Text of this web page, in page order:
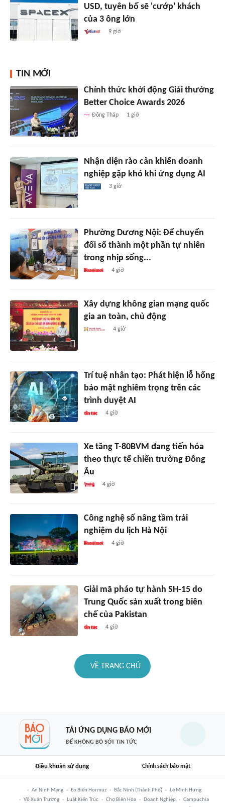
USD, tuyên bố sẽ 'cướp' khách
của 3 ông lớn
9 giờ
TIN MỚI
Chính thức khởi động Giải thưởng
Better Choice Awards 2026
Đồng Tháp 1 giờ
Nhận diện rào cản khiến doanh
nghiệp gặp khó khi ứng dụng AI
3 giờ
Phường Dương Nội: Để chuyển
đổi số thành một phần tự nhiên
trong nhịp sống...
4 giờ
Xây dựng không gian mạng quốc
gia an toàn, chủ động
4 giờ
Trí tuệ nhân tạo: Phát hiện lỗ hổng
bảo mật nghiêm trọng trên các
trình duyệt AI
4 giờ
Xe tăng T-80BVM đang tiến hóa
theo thực tế chiến trường Đông
Âu
4 giờ
Công nghệ số nâng tầm trải
nghiệm du lịch Hà Nội
4 giờ
Giải mã pháo tự hành SH-15 do
Trung Quốc sản xuất trong biên
chế của Pakistan
4 giờ
VỀ TRANG CHỦ
TẢI ỨNG DỤNG BÁO MỚI
ĐỂ KHÔNG BỎ SÓT TIN TỨC
Điều khoản sử dụng Chính sách bảo mật
An Ninh Mạng Eo Biển Hormuz Bắc Ninh (thành Phố)
Lê Minh Hưng
Võ Xuân Trường
Luật Kiến Trúc Chợ Biên Hòa Doanh Nghiệp
Campuchia